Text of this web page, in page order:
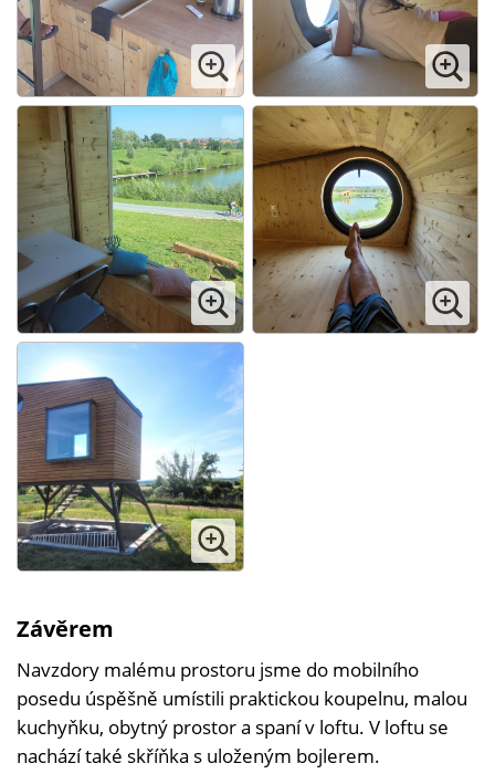
Závěrem
Navzdory malému prostoru jsme do mobilního
posedu úspěšně umístili praktickou koupelnu, malou
kuchyňku, obytný prostor a spaní v loftu. V loftu se
nachází také skříňka s uloženým bojlerem.